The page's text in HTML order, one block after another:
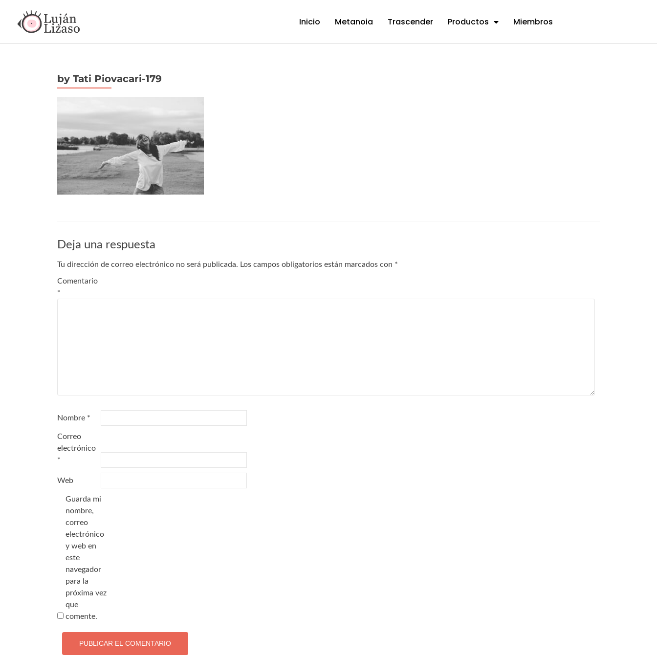
Inicio Metanoia Trascender Productos Miembros
by Tati Piovacari-179
Deja una respuesta
Tu dirección de correo electrónico no será publicada. Los campos obligatorios están marcados con *
Comentario
*
Nombre *
Correo
electrónico
*
Web
Guarda mi
nombre,
correo
electrónico
y web en
este
navegador
para la
próxima vez
que
comente.